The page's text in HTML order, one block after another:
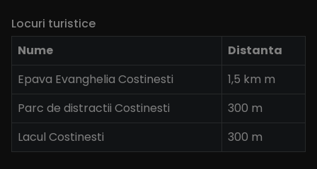
Locuri turistice
Nume
Distanta
Epava Evanghelia Costinesti
1,5 km m
Parc de distractii Costinesti
300 m
Lacul Costinesti
300 m